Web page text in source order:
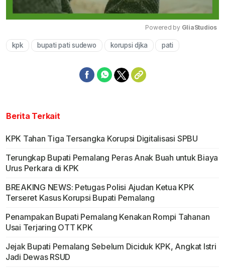
Powered by GliaStudios
kpk bupati pati sudewo korupsi djka pati
Berita Terkait
KPK Tahan Tiga Tersangka Korupsi Digitalisasi SPBU
Terungkap Bupati Pemalang Peras Anak Buah untuk Biaya
Urus Perkara di KPK
BREAKING NEWS: Petugas Polisi Ajudan Ketua KPK
Terseret Kasus Korupsi Bupati Pemalang
Penampakan Bupati Pemalang Kenakan Rompi Tahanan
Usai Terjaring OTT KPK
Jejak Bupati Pemalang Sebelum Diciduk KPK, Angkat Istri
Jadi Dewas RSUD